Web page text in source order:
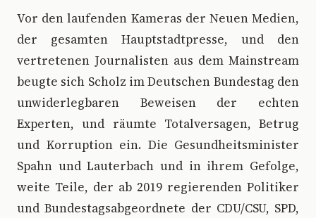
Vor den laufenden Kameras der Neuen Medien,
der gesamten Hauptstadtpresse, und den
vertretenen Journalisten aus dem Mainstream
beugte sich Scholz im Deutschen Bundestag den
unwiderlegbaren Beweisen der echten
Experten, und räumte Totalversagen, Betrug
und Korruption ein. Die Gesundheitsminister
Spahn und Lauterbach und in ihrem Gefolge,
weite Teile, der ab 2019 regierenden Politiker
und Bundestagsabgeordnete der CDU/CSU, SPD,